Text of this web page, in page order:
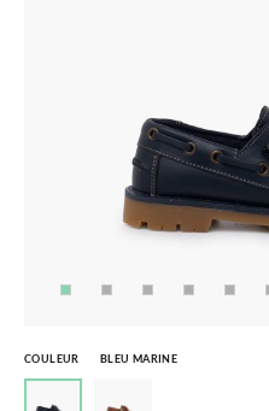
COULEUR BLEU MARINE